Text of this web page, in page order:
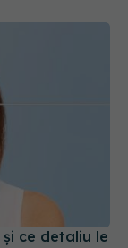
ce detaliu le